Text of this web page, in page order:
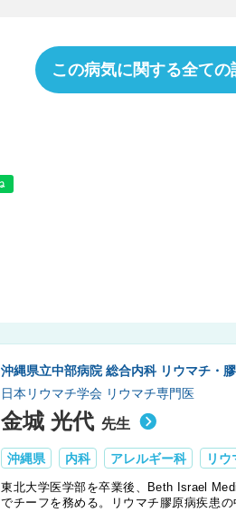
この病気に関する全て
沖縄県立中部病院 総合内科 リウマチ・
日本リウマチ学会 リウマチ専門医
金城 光代 先生
沖縄県 内科 アレルギー科 リウ
東北大学医学部を卒業後、Beth Israel
でチーフを務める。リウマチ膠原病疾患